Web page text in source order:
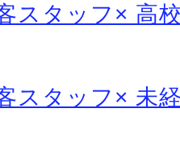
スタッフ× 高
スタッフ× 未